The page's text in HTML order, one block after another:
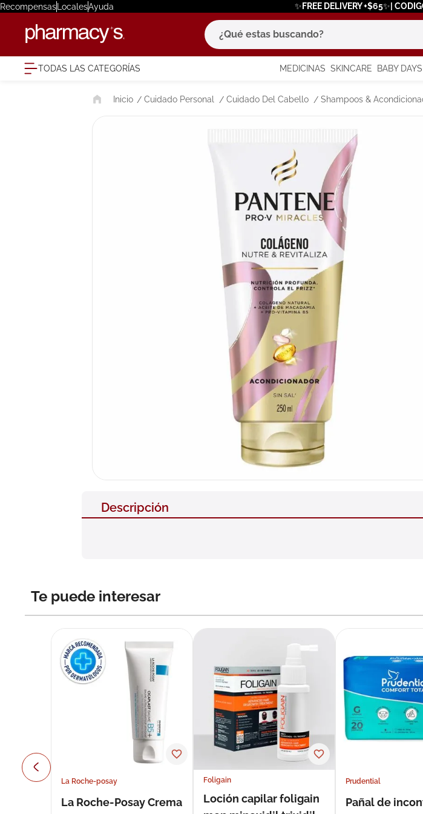
RecompensasLocalesAyuda ✨FREE DELIVERY +$65✨|
¿Qué estas buscando?
TODAS LAS CATEGORÍAS MEDICINAS SKINCARE BABY DAYS
Cuidado Personal Cuidado Del Cabello Shampoos &
Descripción
Te puede interesar
La Roche-posay
La Roche-Posay Crema
Foligain
Loción capilar foligain
Prudential
Pañal de
términos más buscados
1. eucerin
degraler
roche posay
nivea
pañales